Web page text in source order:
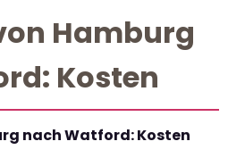
Hamburg
Kosten
nach Watford: Kosten